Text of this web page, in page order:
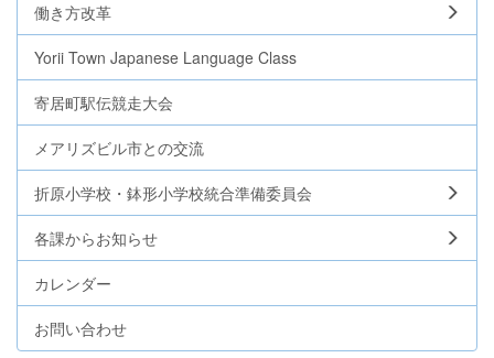
働き方改革
Yorii Town Japanese Language Class
寄居町駅伝競走大会
メアリズビル市との交流
折原小学校・鉢形小学校統合準備委員会
各課からお知らせ
カレンダー
お問い合わせ